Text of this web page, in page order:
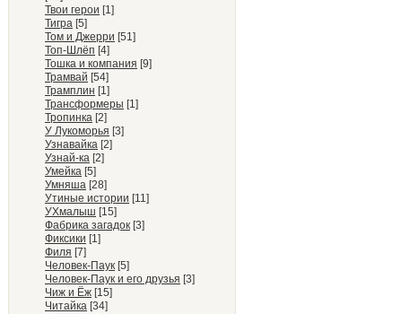
Твои герои [1]
Тигра [5]
Том и Джерри [51]
Топ-Шлёп [4]
Тошка и компания [9]
Трамвай [54]
Трамплин [1]
Трансформеры [1]
Тропинка [2]
У Лукоморья [3]
Узнавайка [2]
Узнай-ка [2]
Умейка [5]
Умняша [28]
Утиные истории [11]
УХмалыш [15]
Фабрика загадок [3]
Фиксики [1]
Филя [7]
Человек-Паук [5]
Человек-Паук и его друзья [3]
Чиж и Ёж [15]
Читайка [34]